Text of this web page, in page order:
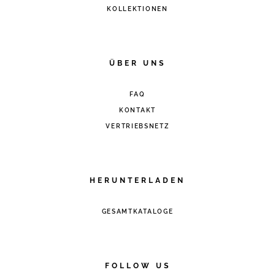
KOLLEKTIONEN
ÜBER UNS
FAQ
KONTAKT
VERTRIEBSNETZ
HERUNTERLADEN
GESAMTKATALOGE
FOLLOW US